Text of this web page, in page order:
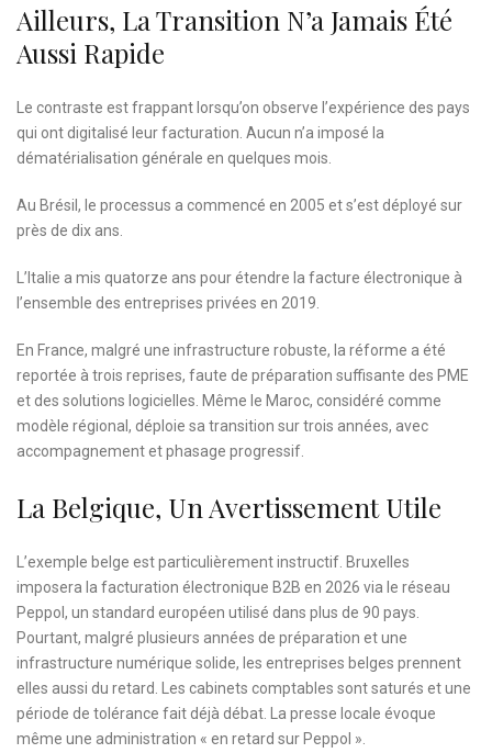
Ailleurs, La Transition N’a Jamais Été
Aussi Rapide
Le contraste est frappant lorsqu’on observe l’expérience des pays
qui ont digitalisé leur facturation. Aucun n’a imposé la
dématérialisation générale en quelques mois.
Au Brésil, le processus a commencé en 2005 et s’est déployé sur
près de dix ans.
L’Italie a mis quatorze ans pour étendre la facture électronique à
l’ensemble des entreprises privées en 2019.
En France, malgré une infrastructure robuste, la réforme a été
reportée à trois reprises, faute de préparation suffisante des PME
et des solutions logicielles. Même le Maroc, considéré comme
modèle régional, déploie sa transition sur trois années, avec
accompagnement et phasage progressif.
La Belgique, Un Avertissement Utile
L’exemple belge est particulièrement instructif. Bruxelles
imposera la facturation électronique B2B en 2026 via le réseau
Peppol, un standard européen utilisé dans plus de 90 pays.
Pourtant, malgré plusieurs années de préparation et une
infrastructure numérique solide, les entreprises belges prennent
elles aussi du retard. Les cabinets comptables sont saturés et une
période de tolérance fait déjà débat. La presse locale évoque
même une administration « en retard sur Peppol ».